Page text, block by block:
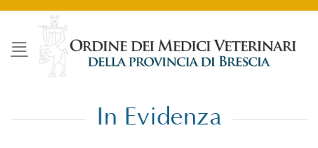
Salta
contenuti
In Evidenza